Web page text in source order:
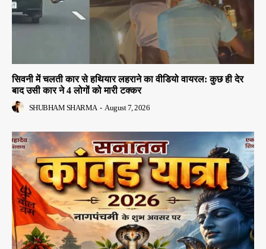
सिवनी में चलती कार से हथियार लहराने का वीडियो वायरल: कुछ ही देर
बाद उसी कार ने 4 लोगों को मारी टक्कर
SHUBHAM SHARMA - August 7, 2026